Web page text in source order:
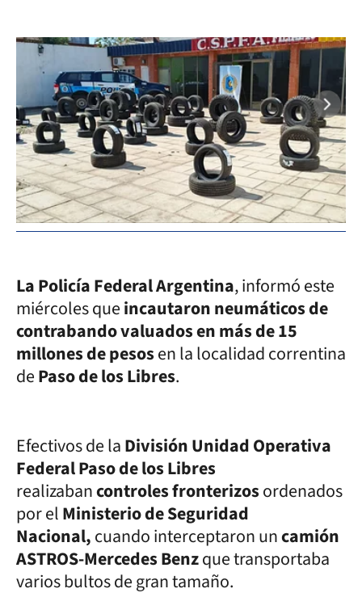
La Policía Federal Argentina, informó este
miércoles queincautaron neumáticos de
contrabando valuados en más de 15
millones de pesosen la localidad correntina
dePaso de los Libres.
Efectivos de laDivisión Unidad Operativa
Federal Paso de los Libres
realizabancontroles fronterizosordenados
por elMinisterio de Seguridad
Nacional,cuando interceptaron uncamión
ASTROS-Mercedes Benzque transportaba
varios bultos de gran tamaño.